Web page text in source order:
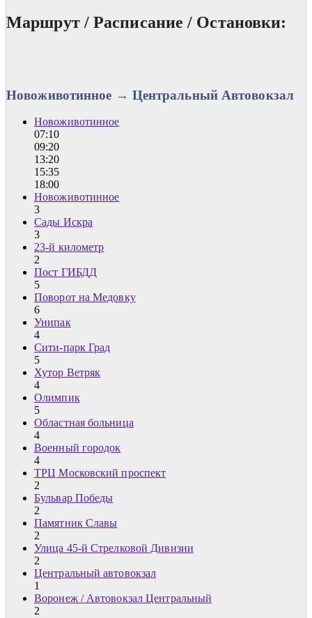
Маршрут / Расписание / Остановки:
Новоживотинное → Центральный Автовокзал
Новоживотинное
07:10
09:20
13:20
15:35
18:00
Новоживотинное
3
Сады Искра
3
23-й километр
2
Пост ГИБДД
5
Поворот на Медовку
6
Унипак
4
Сити-парк Град
5
Хутор Ветряк
4
Олимпик
5
Областная больница
4
Военный городок
4
ТРЦ Московский проспект
2
Бульвар Победы
2
Памятник Славы
2
Улица 45-й Стрелковой Дивизии
2
Центральный автовокзал
1
Воронеж / Автовокзал Центральный
2